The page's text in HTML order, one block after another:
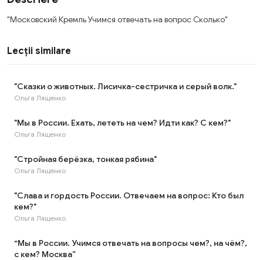
"Московский Кремль Учимся отвечать на вопрос Сколько"
Lecții similare
"Сказки о животных. Лисичка-сестричка и серый волк."
Ольга Лященко
"Мы в России. Ехать, лететь на чем? Идти как? С кем?"
Ольга Лященко
"Стройная берёзка, тонкая рябина"
Ольга Лященко
"Слава и гордость России. Отвечаем на вопрос: Кто был
кем?"
Ольга Лященко
“Мы в России. Учимся отвечать на вопросы чем?, на чём?,
с кем? Москва”